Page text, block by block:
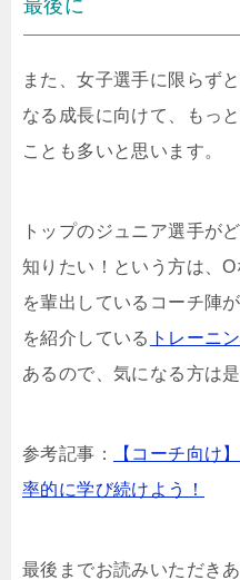
最後に
また、女子選手に限らず
なる成長に向けて、もっ
ことも多いと思います。
トップのジュニア選手が
知りたい！という方は、
を輩出しているコーチ陣
を紹介している トレーニ
あるので、気になる方は
参考記事：
【コーチ向け
率的に学び続けよう！
最後までお読みいただき